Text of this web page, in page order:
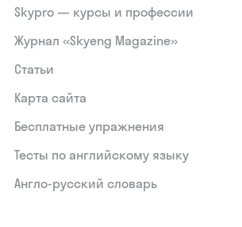
Skypro — курсы и профессии
Журнал «Skyeng Magazine»
Статьи
Карта сайта
Бесплатные упражнения
Тесты по английскому языку
Англо-русский словарь